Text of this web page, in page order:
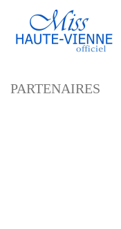
PARTENAIRES